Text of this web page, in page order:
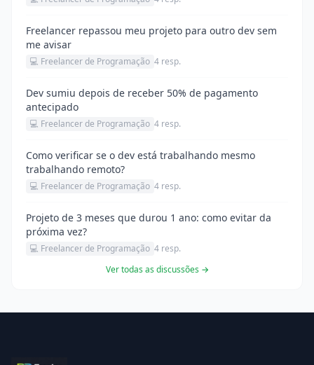
Freelancer repassou meu projeto para outro dev sem
me avisar
💻 Freelancer de Programação 4 resp.
Dev sumiu depois de receber 50% de pagamento
antecipado
💻 Freelancer de Programação 4 resp.
Como verificar se o dev está trabalhando mesmo
trabalhando remoto?
💻 Freelancer de Programação 4 resp.
Projeto de 3 meses que durou 1 ano: como evitar da
próxima vez?
💻 Freelancer de Programação 4 resp.
Ver todas as discussões →